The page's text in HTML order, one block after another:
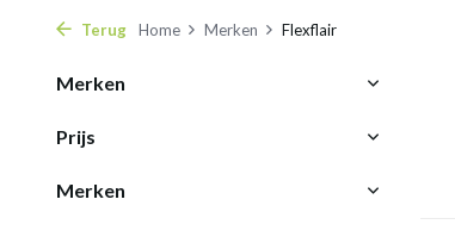
Terug Home Merken Flexflair
Merken
Prijs
Merken